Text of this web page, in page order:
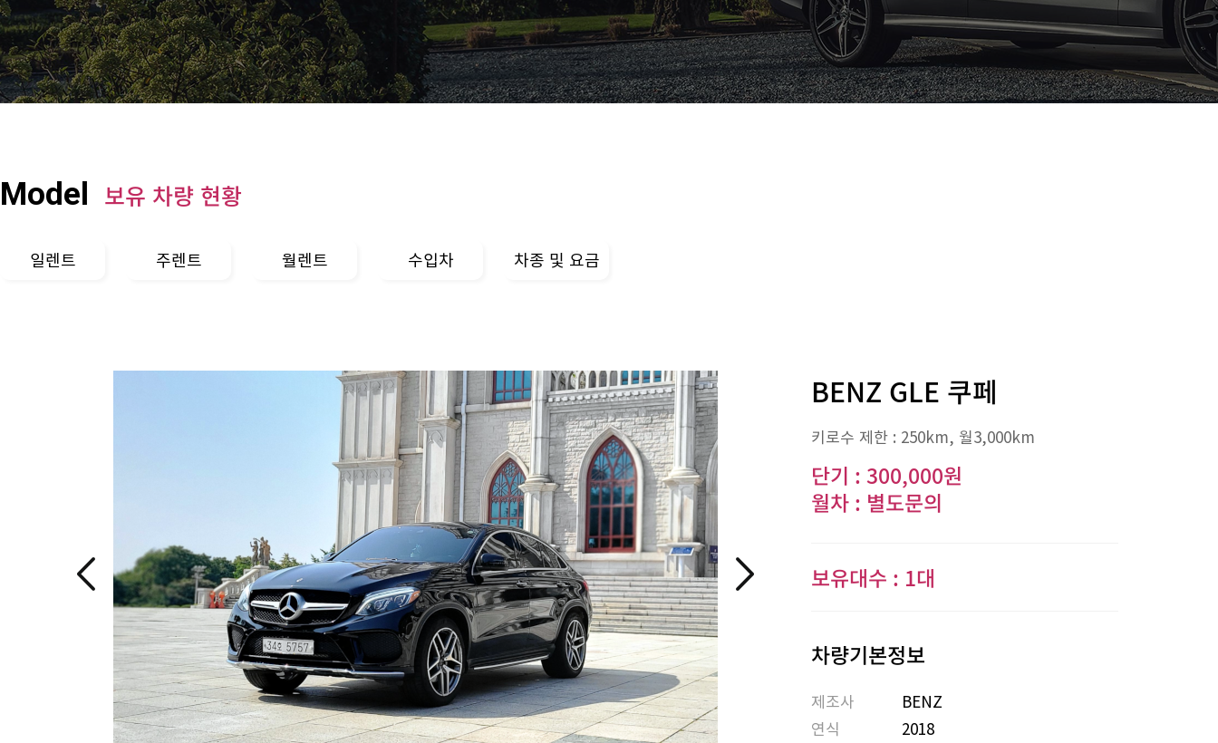
Model 보유 차량 현황
일렌트 주렌트 월렌트 수입차 차종 및 요금
BENZ GLE 쿠페
키로수 제한 : 250km, 월3,000km
단기 : 300,000원
월차 : 별도문의
보유대수 : 1대
차량기본정보
제조사
BENZ
연식
2018